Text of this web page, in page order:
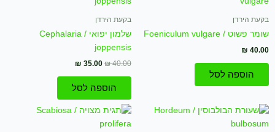
בקעת הירדן
שומר פשוט / Foeniculum vulgare
₪ 40.00
הוספה לסל
בקעת הירדן
שלמון יפואי / Cephalaria
joppensis
₪40.00
היה:
₪ 35.00
הוספה לסל